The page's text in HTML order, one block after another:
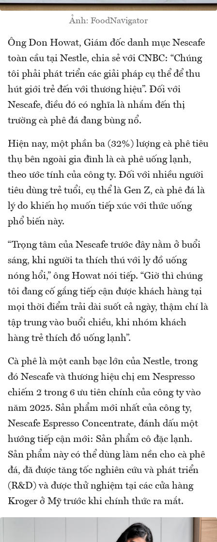
Ảnh: FoodNavigator
Ông Don Howat, Giám đốc danh mục Nescafe
toàn cầu tại Nestle, chia sẻ với CNBC: “Chúng
tôi phải phát triển các giải pháp cụ thể để thu
hút giới trẻ đến với thương hiệu”. Đối với
Nescafe, điều đó có nghĩa là nhắm đến thị
trường cà phê đá đang bùng nổ.
Hiện nay, một phần ba (32%) lượng cà phê tiêu
thụ bên ngoài gia đình là cà phê uống lạnh,
theo ước tính của công ty. Đối với nhiều người
tiêu dùng trẻ tuổi, cụ thể là Gen Z, cà phê đá là
lý do khiến họ muốn tiếp xúc với thức uống
phổ biến này.
“Trọng tâm của Nescafe trước đây nằm ở buổi
sáng, khi người ta thích thú với ly đồ uống
nóng hổi,” ông Howat nói tiếp. “Giờ thì chúng
tôi đang cố gắng tiếp cận được khách hàng tại
mọi thời điểm trải dài suốt cả ngày, thậm chí là
tập trung vào buổi chiều, khi nhóm khách
hàng trẻ thích đồ uống lạnh”.
Cà phê là một canh bạc lớn của Nestle, trong
đó Nescafe và thương hiệu chị em Nespresso
chiếm 2 trong 6 ưu tiên chính của công ty vào
năm 2025. Sản phẩm mới nhất của công ty,
Nescafe Espresso Concentrate, đánh dấu một
hướng tiếp cận mới: Sản phẩm cô đặc lạnh.
Sản phẩm này có thể dùng làm nền cho cà phê
đá, đã được tăng tốc nghiên cứu và phát triển
(R&D) và được thử nghiệm tại các cửa hàng
Kroger ở Mỹ trước khi chính thức ra mắt.